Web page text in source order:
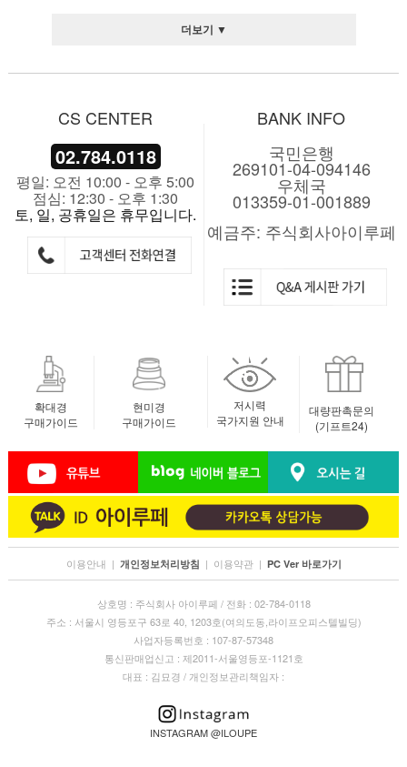
더보기 ▼
CS CENTER
02.784.0118
평일: 오전 10:00 - 오후 5:00
점심: 12:30 - 오후 1:30
토, 일, 공휴일은 휴무입니다.
BANK INFO
국민은행
269101-04-094146
우체국
013359-01-001889
예금주: 주식회사아이루페
확대경
구매가이드
현미경
구매가이드
저시력
국가지원 안내
대량판촉문의
(기프트24)
이용안내 | 개인정보처리방침 | 이용약관 | PC Ver 바로가기
상호명 : 주식회사 아이루페 / 전화 : 02-784-0118
주소 : 서울시 영등포구 63로 40, 1203호(여의도동,라이프오피스텔빌딩)
사업자등록번호 : 107-87-57348
통신판매업신고 : 제2011-서울영등포-1121호
대표 : 김묘경 / 개인정보관리책임자 :
INSTAGRAM @ILOUPE